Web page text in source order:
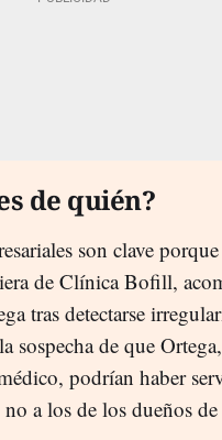
de quién?
son clave
de Clínica Bofill,
tras detectarse
sospecha de que
podrían haber
a los de los dueños